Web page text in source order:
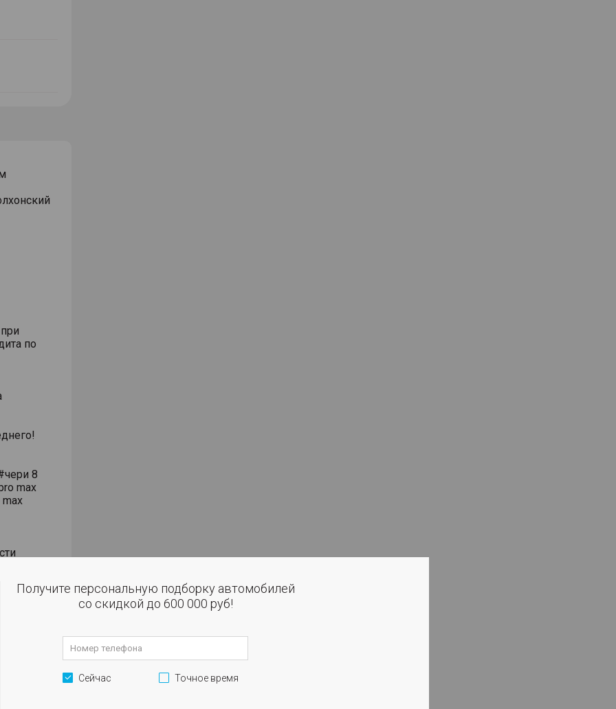
по
8
max
Получите персональную подборку автомобилей
со скидкой до 600 000 руб!
Сейчас Точное время